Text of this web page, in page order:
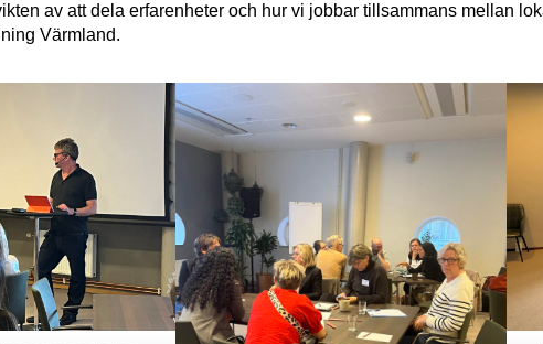
av att dela erfarenheter och hur vi jobbar tillsammans mellan
Värmland.